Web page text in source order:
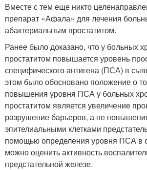
Вместе с тем еще никто
препарат «Афала» для лечения
абактериальным простатитом.
Ранее было доказано, что у больных
простатитом повышается уровень
специфического антигена (ПСА) в
этом было обосновано положение о
повышения уровня ПСА у больных
простатитом является увеличение
разрушение барьеров, а не
эпителиальными клетками
помощью определения уровня ПСА в
можно оценить активность
предстательной железе.